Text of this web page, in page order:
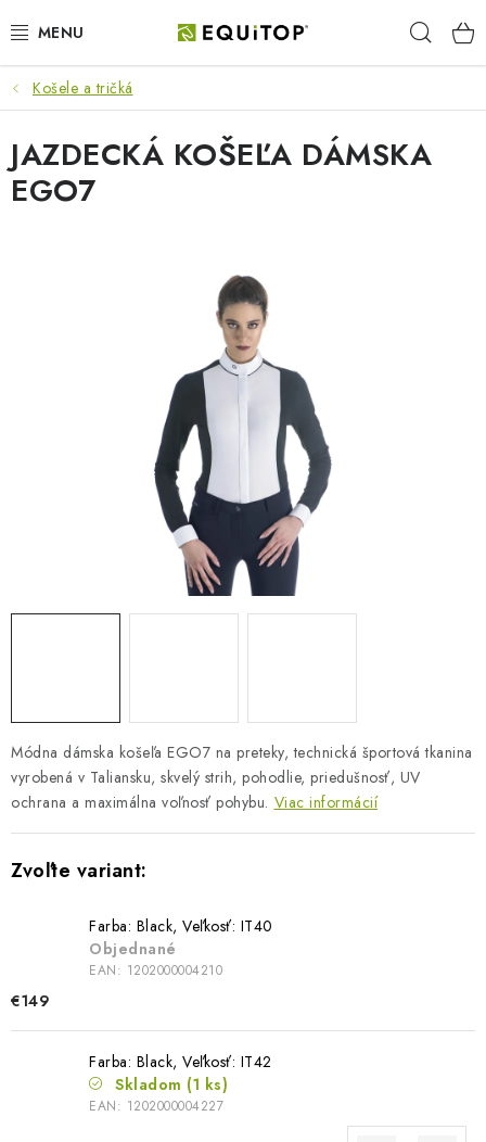
na
JAZDEC
KÔŇ
PONY
DARČEKOVÉ POUKAZY
Obchodné podmienky
Dodacie podmienky
Podmienky ochrany osobných údajov
Napíšte nám
Košele a tričká
Módna dámska košeľa EGO7 na preteky, technická športová tkanina
vyrobená v Taliansku, skvelý strih, pohodlie, priedušnosť, UV
ochrana a maximálna voľnosť pohybu. Viac informácií
Farba: Black, Veľkosť: IT40
Objednané
EAN: 1202000004210
€149
Farba: Black, Veľkosť: IT42
Skladom (1 ks)
EAN: 1202000004227
JAZDECKÁ KOŠEĽA DÁMSKA
EGO7